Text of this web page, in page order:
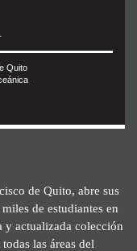
Quito
de Quito, abre sus
de estudiantes en
y actualizada colección
las áreas del